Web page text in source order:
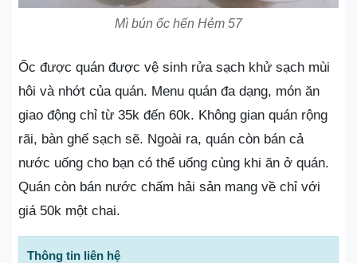
Mì bún ốc hến Hẻm 57
Ốc được quán được vệ sinh rửa sạch khử sạch mùi
hôi và nhớt của quán. Menu quán đa dạng, món ăn
giao động chỉ từ 35k đến 60k. Không gian quán rộng
rãi, bàn ghế sạch sẽ. Ngoài ra, quán còn bán cả
nước uống cho bạn có thể uống cùng khi ăn ở quán.
Quán còn bán nước chấm hải sản mang về chỉ với
giá 50k một chai.
Thông tin liên hệ